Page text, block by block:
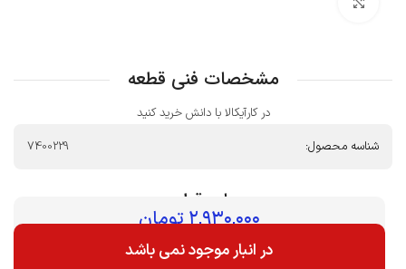
مشخصات فنی قطعه
در کارآیکالا با دانش خرید کنید
شناسه محصول:
7400229
بهای قطعه :
۲,۹۳۰,۰۰۰تومان
در انبار موجود نمی باشد